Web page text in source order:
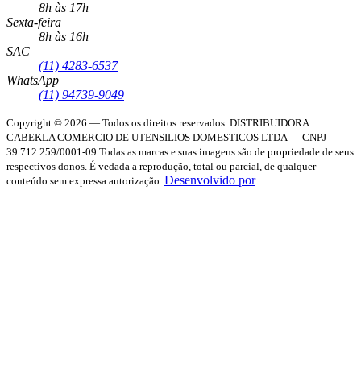
8h às 17h
Sexta-feira
8h às 16h
SAC
(11) 4283-6537
WhatsApp
(11) 94739-9049
Copyright © 2026 — Todos os direitos reservados. DISTRIBUIDORA
CABEKLA COMERCIO DE UTENSILIOS DOMESTICOS LTDA — CNPJ
39.712.259/0001-09 Todas as marcas e suas imagens são de propriedade de seus
respectivos donos. É vedada a reprodução, total ou parcial, de qualquer
conteúdo sem expressa autorização. Desenvolvido por